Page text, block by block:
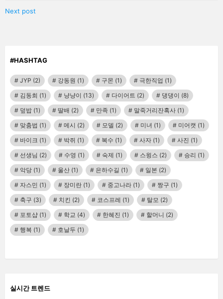
Next post
#HASHTAG
JYP (2) 강동원 (1) 구몬 (1) 극한직업 (1)
김동희 (1) 냥냥이 (13) 다이어트 (2) 댕댕이 (8)
덮밥 (1) 딸배 (2) 만족 (1) 말죽거리잔혹사 (1)
맞춤법 (1) 메시 (2) 모델 (2) 미녀 (1) 미어캣 (1)
바이크 (1) 박쥐 (1) 복수 (1) 사자 (1) 사진 (1)
선생님 (2) 수영 (1) 숙제 (1) 스윙스 (2) 승리 (1)
악당 (1) 울산 (1) 은하수길 (1) 일본 (2)
자스민 (1) 장미란 (1) 중고나라 (1) 짱구 (1)
축구 (3) 치킨 (2) 코스프레 (1) 탈모 (2)
포토샵 (1) 학교 (4) 한혜진 (1) 할머니 (2)
행복 (1) 호날두 (1)
실시간 트렌드